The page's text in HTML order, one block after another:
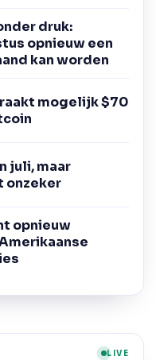
druk:
opnieuw een
kan worden
mogelijk $70
juli, maar
onzeker
opnieuw
LIVE